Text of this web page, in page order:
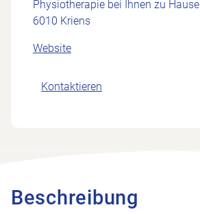
Physiotherapie bei Ihnen zu Hause
6010 Kriens
Website
Kontaktieren
Beschreibung